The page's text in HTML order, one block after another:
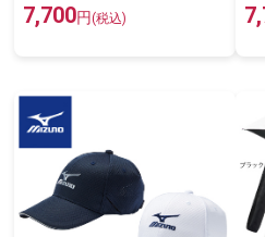
7,700円 (税込)